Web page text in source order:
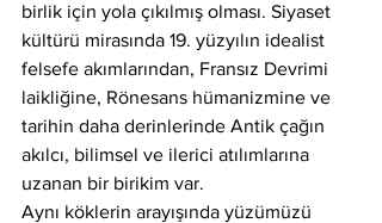
birlik için yola çıkılmış olması. Siyaset
kültürü mirasında 19. yüzyılın idealist
felsefe akımlarından, Fransız Devrimi
laikliğine, Rönesans hümanizmine ve
tarihin daha derinlerinde Antik çağın
akılcı, bilimsel ve ilerici atılımlarına
uzanan bir birikim var.
Aynı köklerin arayışında yüzümüzü